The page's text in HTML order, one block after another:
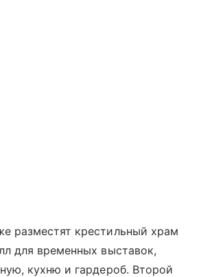
разместят крестильный храм
для временных выставок,
кухню и гардероб. Второй